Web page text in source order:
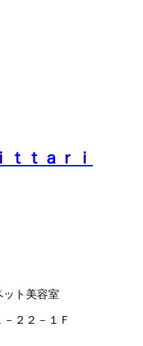
ｔａｒｉ
ット美容室
２２－１Ｆ